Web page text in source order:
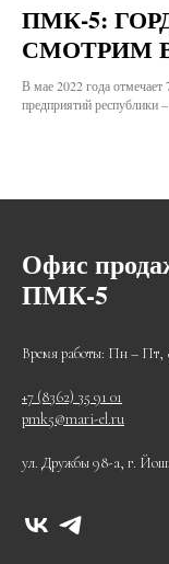
ПМК-5:
СМОТРИМ
В мае 2022 года
предприятий
Офис
ПМК-5
Время работы: Пн – Пт,
+7 (8362) 35 91 01
pmk5@mari-el.ru
ул. Дружбы 98-а, г.